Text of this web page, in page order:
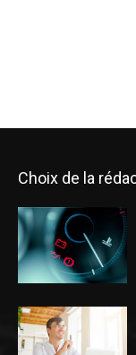
Choix de la